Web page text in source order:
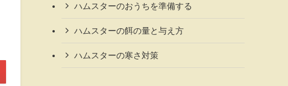
ハムスターのおうちを準備する
ハムスターの餌の量と与え方
ハムスターの寒さ対策